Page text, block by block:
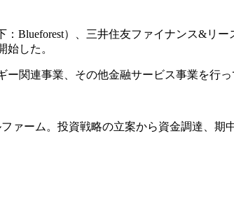
Blueforest）、三井住友ファイナンス&リ
始した。
関連事業、その他金融サービス事業を行っ
ァーム。投資戦略の立案から資金調達、期